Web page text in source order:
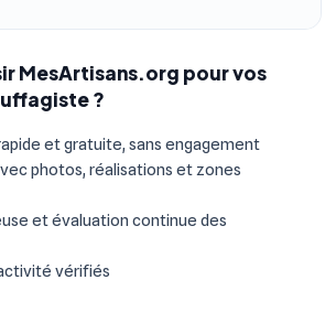
MesArtisans.org pour vos
?
et gratuite, sans engagement
photos, réalisations et zones
et évaluation continue des
vérifiés